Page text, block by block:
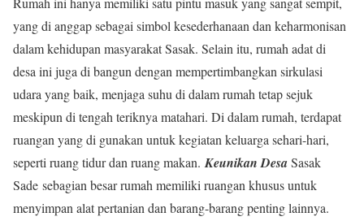
yang di anggap sebagai simbol kesederhanaan dan keharmonisan
dalam kehidupan masyarakat Sasak. Selain itu, rumah adat di
desa ini juga di bangun dengan mempertimbangkan sirkulasi
udara yang baik, menjaga suhu di dalam rumah tetap sejuk
meskipun di tengah teriknya matahari. Di dalam rumah, terdapat
ruangan yang di gunakan untuk kegiatan keluarga sehari-hari,
seperti ruang tidur dan ruang makan. Keunikan DesaSasak
Sade sebagian besar rumah memiliki ruangan khusus untuk
menyimpan alat pertanian dan barang-barang penting lainnya.